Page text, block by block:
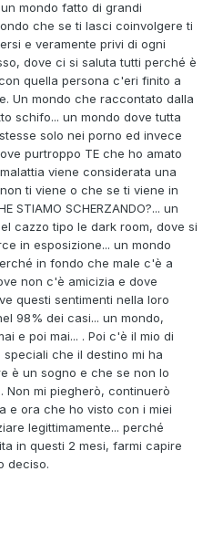
mondo fatto di grandi
che se ti lasci coinvolgere ti
e veramente privi di ogni
dove ci si saluta tutti perché è
quella persona c'eri finito a
Un mondo che raccontato dalla
schifo... un mondo dove tutta
solo nei porno ed invece
purtroppo TE che ho amato
viene considerata una
ti viene o che se ti viene in
STIAMO SCHERZANDO?... un
cazzo tipo le dark room, dove si
in esposizione... un mondo
in fondo che male c'è a
non c'è amicizia e dove
questi sentimenti nella loro
98% dei casi... un mondo,
e poi mai... . Poi c'è il mio di
che il destino mi ha
è un sogno e che se non lo
Non mi piegherò, continuerò
e ora che ho visto con i miei
legittimamente... perché
in questi 2 mesi, farmi capire
deciso.